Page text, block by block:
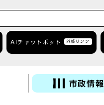
AIチャットボット 外部リンク
市政情報